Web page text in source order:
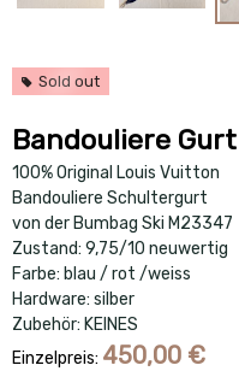
Sold out
Bandouliere
100% Original Louis Vuitton
Bandouliere Schultergurt
von der Bumbag Ski M23347
Zustand: 9,75/10 neuwertig
Farbe: blau / rot /weiss
Hardware: silber
Zubehör: KEINES
Einzelpreis: 450,00 €